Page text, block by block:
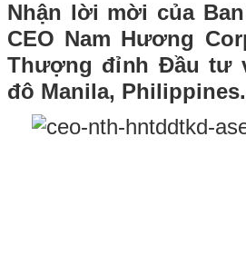
Nhận lời mời của
CEO Nam Hương
Thượng đỉnh Đầu tư
đô Manila, Philippines.